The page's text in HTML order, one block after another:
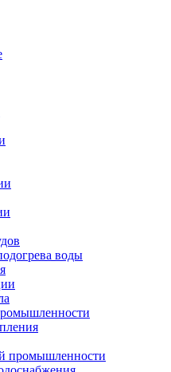
воды
промышленности